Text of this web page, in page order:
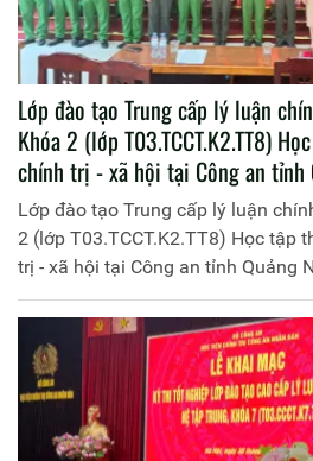
Lớp đào tạo Trung cấp lý luận
Khóa 2 (lớp T03.TCCT.K2.TT8)
chính trị - xã hội tại Công an tỉnh
Lớp đào tạo Trung cấp lý luận
2 (lớp T03.TCCT.K2.TT8) Học tập
trị - xã hội tại Công an tỉnh Quảng